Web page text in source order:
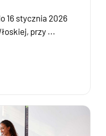
16 stycznia 2026
przy ...